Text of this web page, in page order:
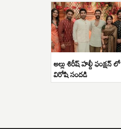
అల్లు శిరీష్ హల్దీ ఫంక్షన్ లో
విరోషి సందడి